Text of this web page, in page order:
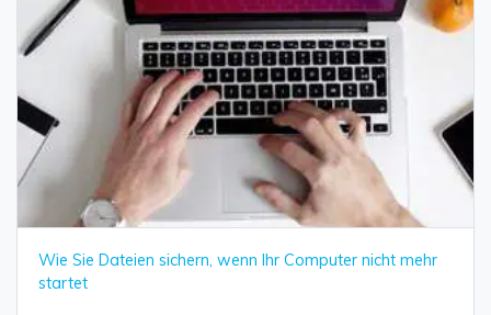
Wie Sie Dateien sichern, wenn Ihr Computer nicht mehr
startet